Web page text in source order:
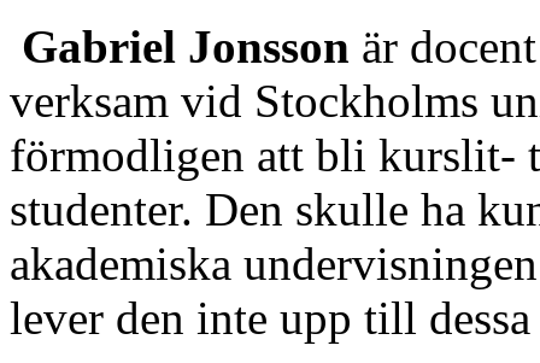
Gabriel Jonsson är
verksam vid Stockholms
förmodligen att bli kurslit-
studenter. Den skulle ha
akademiska
lever den inte upp till